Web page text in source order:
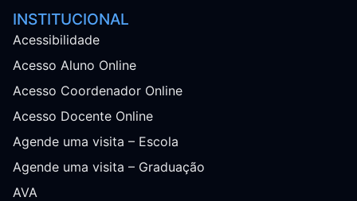
INSTITUCIONAL
Acessibilidade
Acesso Aluno Online
Acesso Coordenador Online
Acesso Docente Online
Agende uma visita – Escola
Agende uma visita – Graduação
AVA